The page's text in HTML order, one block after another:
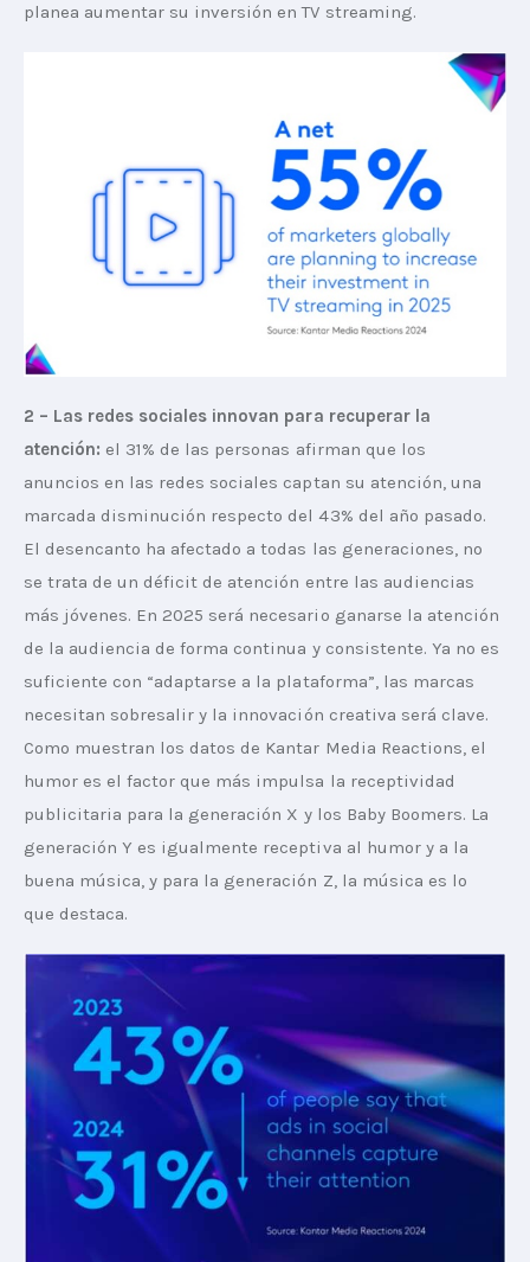
planea aumentar su inversión en TV streaming.
2 – Las redes sociales innovan para recuperar la
atención: el 31% de las personas afirman que los
anuncios en las redes sociales captan su atención, una
marcada disminución respecto del 43% del año pasado.
El desencanto ha afectado a todas las generaciones, no
se trata de un déficit de atención entre las audiencias
más jóvenes. En 2025 será necesario ganarse la atención
de la audiencia de forma continua y consistente. Ya no es
suficiente con “adaptarse a la plataforma”, las marcas
necesitan sobresalir y la innovación creativa será clave.
Como muestran los datos de Kantar Media Reactions, el
humor es el factor que más impulsa la receptividad
publicitaria para la generación X y los Baby Boomers. La
generación Y es igualmente receptiva al humor y a la
buena música, y para la generación Z, la música es lo
que destaca.